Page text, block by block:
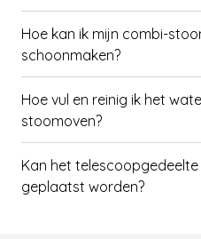
Hoe kan ik mijn combi-
schoonmaken?
Hoe vul en reinig ik het
stoomoven?
Kan het
geplaatst worden?